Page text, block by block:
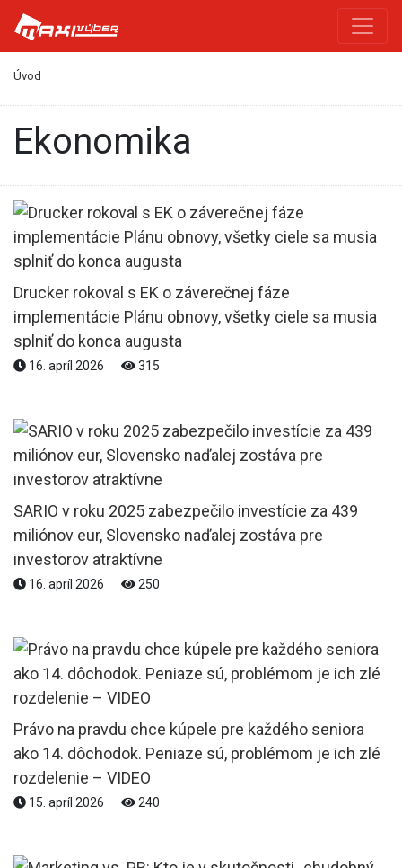
Úvod
Ekonomika
Drucker rokoval s EK o záverečnej fáze
implementácie Plánu obnovy, všetky ciele sa musia
splniť do konca augusta
16. apríl 2026 315
SARIO v roku 2025 zabezpečilo investície za 439
miliónov eur, Slovensko naďalej zostáva pre
investorov atraktívne
16. apríl 2026 250
Právo na pravdu chce kúpele pre každého seniora
ako 14. dôchodok. Peniaze sú, problémom je ich zlé
rozdelenie – VIDEO
15. apríl 2026 240